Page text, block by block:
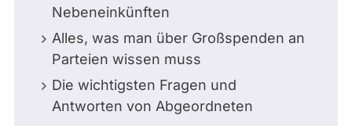
Nebeneinkünften
Alles, was man über Großspenden an
Parteien wissen muss
Die wichtigsten Fragen und
Antworten von Abgeordneten